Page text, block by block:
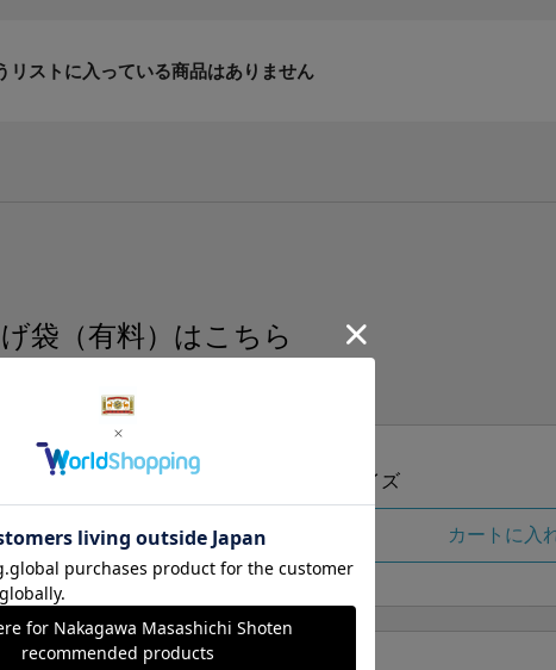
リストに入っている商品はありません
袋（有料）はこちら
の3つサイズをご用意しております。
Sサイズ
カートに入